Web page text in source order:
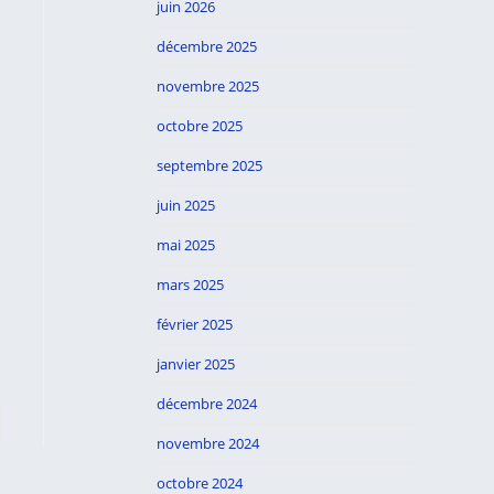
à la page suivante
juin 2026
décembre 2025
novembre 2025
octobre 2025
septembre 2025
juin 2025
mai 2025
mars 2025
février 2025
janvier 2025
décembre 2024
novembre 2024
octobre 2024